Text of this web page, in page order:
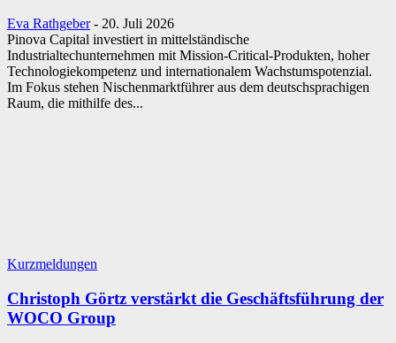
Eva Rathgeber - 20. Juli 2026
Pinova Capital investiert in mittelständische
Industrialtechunternehmen mit Mission-Critical-Produkten, hoher
Technologiekompetenz und internationalem Wachstumspotenzial.
Im Fokus stehen Nischenmarktführer aus dem deutschsprachigen
Raum, die mithilfe des...
Kurzmeldungen
Christoph Görtz verstärkt die Geschäftsführung der
WOCO Group